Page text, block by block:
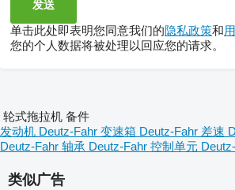
VL011 2 additional front LED work
lights mounted on cab post
VJ031 12V electrical socket + USB
sockets + 7-pin socket for
VE010 Front LED headlights for
right-hand traffic
ST028 Hydrostatic fast steering
system SDD (Steering Double
Displacement: reduced steering
wheel turns)
单击此处即表明您同意我们的隐私政策和
您的个人数据将被处理以回应您的请求。
类似广告
轮式拖拉机 备件
发动机 Deutz-Fahr 变速箱 Deutz-Fahr 差速
Deutz-Fahr 轴承 Deutz-Fahr 控制单元